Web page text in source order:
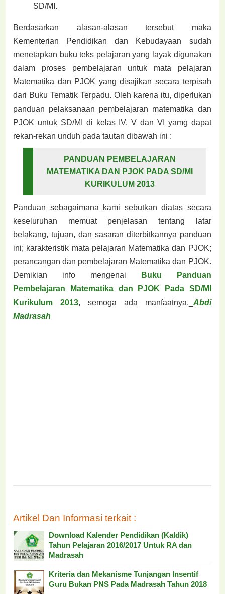
SD/MI.
Berdasarkan alasan-alasan tersebut maka
Kementerian Pendidikan dan Kebudayaan sudah
menetapkan buku teks pelajaran yang layak digunakan
dalam proses pembelajaran untuk mata pelajaran
Matematika dan PJOK yang disajikan secara terpisah
dari Buku Tematik Terpadu. Oleh karena itu, diperlukan
panduan pelaksanaan pembelajaran matematika dan
PJOK untuk SD/MI di kelas IV, V dan VI yamg dapat
rekan-rekan unduh pada tautan dibawah ini :
PANDUAN PEMBELAJARAN
MATEMATIKA DAN PJOK PADA SD/MI
KURIKULUM 2013
Panduan sebagaimana kami sebutkan diatas secara
keseluruhan memuat penjelasan tentang latar
belakang, tujuan, dan sasaran diterbitkannya panduan
ini; karakteristik mata pelajaran Matematika dan PJOK;
perancangan dan pembelajaran Matematika dan PJOK.
Demikian info mengenai
Buku Panduan
Pembelajaran Matematika dan PJOK Pada SD/MI
Kurikulum 2013, semoga ada manfaatnya._ Abdi
Madrasah
Artikel Dan Informasi terkait :
Download Kalender Pendidikan (Kaldik)
Tahun Pelajaran 2016/2017 Untuk RA dan
Madrasah
Kriteria dan Mekanisme Tunjangan Insentif
Guru Bukan PNS Pada Madrasah Tahun 2018